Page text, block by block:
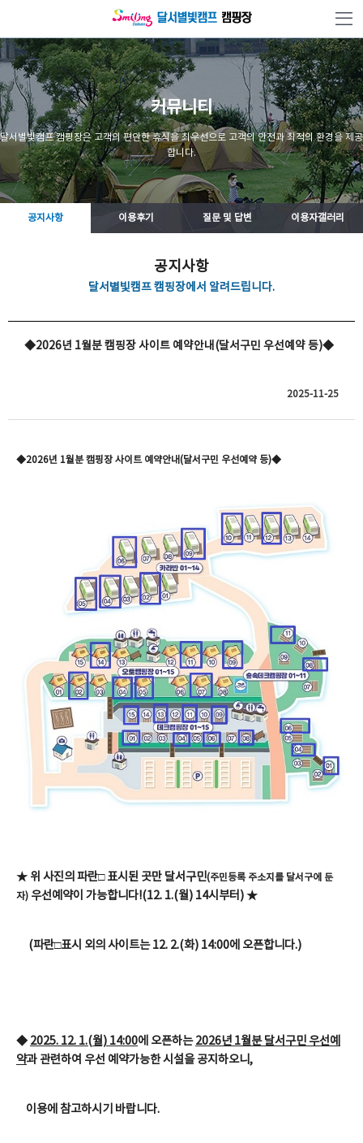
커뮤니티
달서별빛캠프 캠핑장은 고객의 편안한 휴식을 최우선으로 고객의 안전과 최적의 환경을 제공
합니다.
공지사항 이용후기 질문 및 답변 이용자갤러리
공지사항
달서별빛캠프 캠핑장에서 알려드립니다.
◆2026년 1월분 캠핑장 사이트 예약안내(달서구민 우선예약 등)◆
2025-11-25
◆2026년 1월분 캠핑장 사이트 예약안내(달서구민 우선예약 등)◆
★ 위 사진의 파란□ 표시된 곳만 달서구민(주민등록 주소지를 달서구에 둔
자) 우선예약이 가능합니다!(12. 1.(월) 14시부터) ★
(파란□표시 외의 사이트는 12. 2.(화) 14:00에 오픈합니다.)
◆ 2025. 12. 1.(월) 14:00에 오픈하는2026년 1월분 달서구민 우선예
약과 관련하여 우선 예약가능한 시설을 공지하오니,
이용에 참고하시기 바랍니다.